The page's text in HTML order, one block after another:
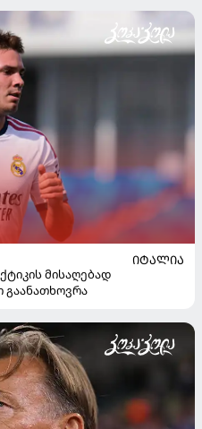
ᲘᲢᲐᲚᲘᲐ
მისაღებად
გაანათხოვრა